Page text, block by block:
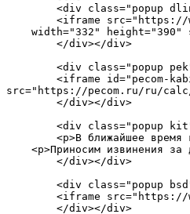
src="https://pecom.ru/ru/calc/